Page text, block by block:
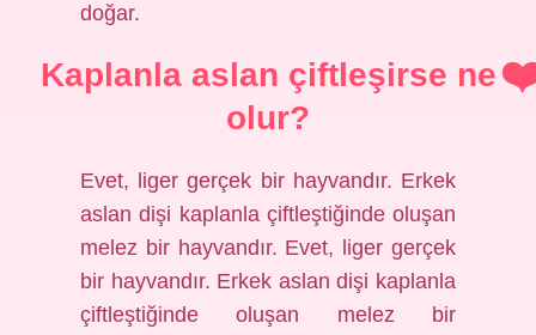
doğar.
Kaplanla aslan çiftleşirse ne
olur?
Evet, liger gerçek bir hayvandır. Erkek
aslan dişi kaplanla çiftleştiğinde oluşan
melez bir hayvandır. Evet, liger gerçek
bir hayvandır. Erkek aslan dişi kaplanla
çiftleştiğinde oluşan melez bir